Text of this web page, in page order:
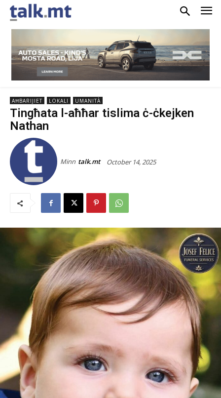
AĦBARIJIET LOKALI UMANITÀ
Tingħata l-aħħar tislima ċ-ċkejken
Nathan
Minn talk.mt October 14, 2025